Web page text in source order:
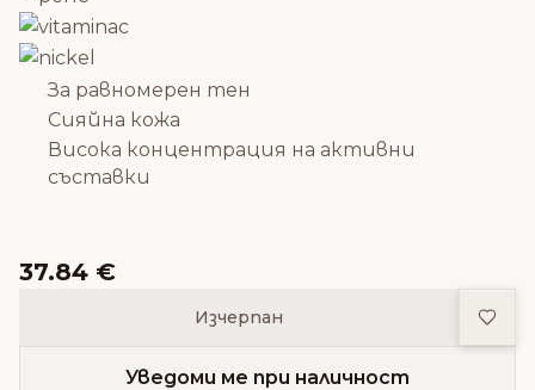
За равномерен тен
Сияйна кожа
Висока концентрация на активни
съставки
37.84 €
Изчерпан
Уведоми ме при наличност